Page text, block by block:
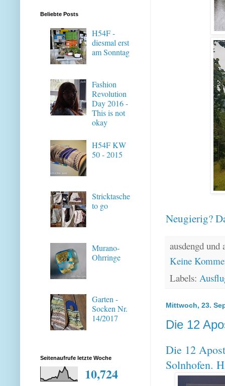
Neugierig?
ausdengd
Keine
Labels:
Mittwoch, 23.
Die 12
Die 12
Solnhofen.
Beliebte Posts
H54F -
diesmal erst
am Sonntag
Fashion
Revolution
Day 2016 -
This is not
okay
H54F KW
50 - 2015
Stricktasche
to go
Murano-
Ohrringe
Garten -
Socken Nr.
14/2017
Seitenaufrufe letzte Woche
10,724